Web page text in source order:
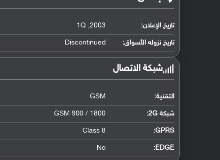
تاريخ الإعلان: 2003, 1Q
تاريخ نزوله الأسواق: Discontinued
شبكة الاتصال
التقنية: GSM
شبكة 2G: GSM 900 / 1800
GPRS:
Class 8
EDGE:
No